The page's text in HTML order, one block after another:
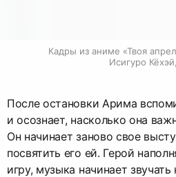
Кадры из аниме «Твоя
Исигуро
После остановки Арима
и осознает, насколько она
Он начинает заново свое
посвятить его ей. Герой
игру, музыка начинает